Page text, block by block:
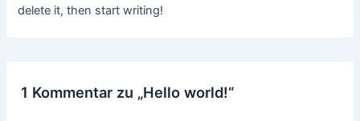
delete it, then start writing!
1 Kommentar zu „Hello world!“